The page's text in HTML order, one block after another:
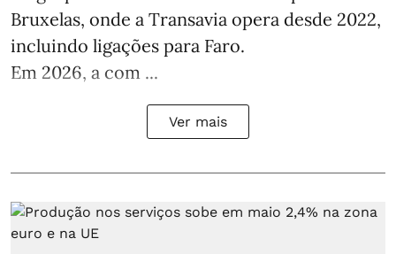
Bruxelas, onde a Transavia opera desde 2022,
incluindo ligações para Faro.
Em 2026, a com ...
Ver mais